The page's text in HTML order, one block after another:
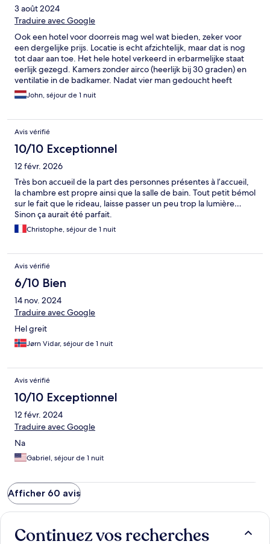
3 août 2024
Traduire avec Google
Ook een hotel voor doorreis mag wel wat bieden, zeker voor
een dergelijke prijs. Locatie is echt afzichtelijk, maar dat is nog
tot daar aan toe. Het hele hotel verkeerd in erbarmelijke staat
eerlijk gezegd. Kamers zonder airco (heerlijk bij 30 graden) en
ventilatie in de badkamer. Nadat vier man gedoucht heeft
bevind je je dus in een heerlijk stoombad… service is een groot
goed, bij check-out wordt je nog net niet afgeblaft door de
Duidelijk dat hun gasten in de regel maar een keer zullen
komen, ik wel in ieder geval.
John, séjour de 1 nuit
Avis vérifié
10/10 Exceptionnel
12 févr. 2026
Très bon accueil de la part des personnes présentes à l’accueil,
la chambre est propre ainsi que la salle de bain. Tout petit bémol
sur le fait que le rideau, laisse passer un peu trop la lumière…
Sinon ça aurait été parfait.
Christophe, séjour de 1 nuit
Avis vérifié
6/10 Bien
14 nov. 2024
Traduire avec Google
Hel greit
Jørn Vidar, séjour de 1 nuit
Avis vérifié
10/10 Exceptionnel
12 févr. 2024
Traduire avec Google
Na
Gabriel, séjour de 1 nuit
Afficher 60 avis
Continuez vos recherches